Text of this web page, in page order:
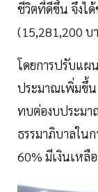
ชีวิตที่ดีขึ้น จึงไ
(15,281,200 บ
โดยการปรับแผ
ประมาณเพิ่มขึ้น
ทบต่องบประมา
ธรรมาภิบาลใน
60% มีเงินเหลื